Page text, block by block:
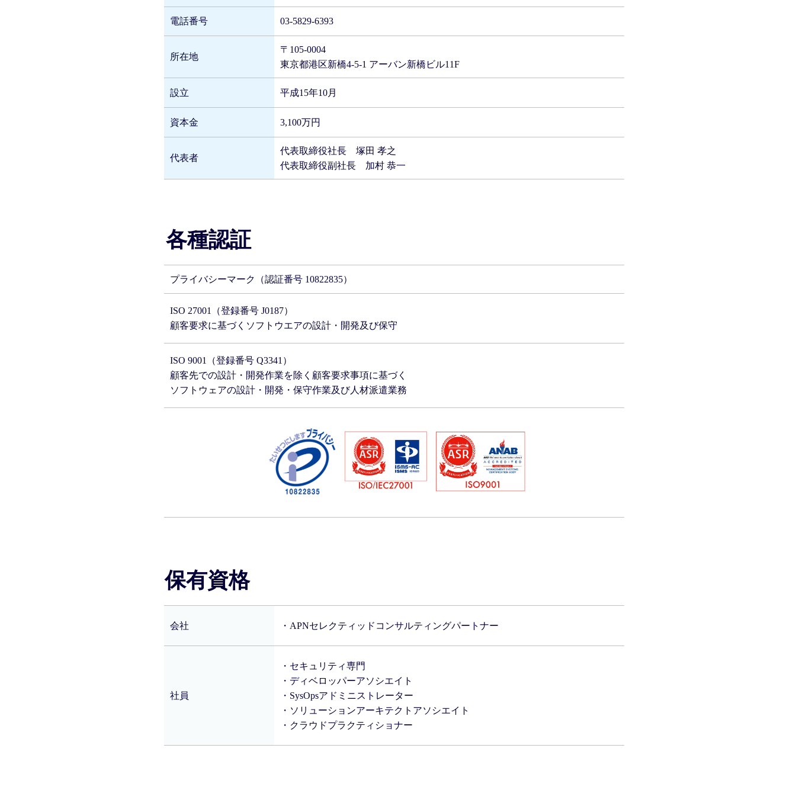
電話番号 03-5829-6393
所在地
〒105-0004
東京都港区新橋4-5-1 アーバン新橋ビル11F
設立 平成15年10月
資本金 3,100万円
代表者
代表取締役社長 塚田 孝之
代表取締役副社長 加村 恭一
各種認証
プライバシーマーク（認証番号 10822835）
ISO 27001（登録番号 J0187）
顧客要求に基づくソフトウエアの設計・開発及び保守
ISO 9001（登録番号 Q3341）
顧客先での設計・開発作業を除く顧客要求事項に基づく
ソフトウェアの設計・開発・保守作業及び人材派遣業務
保有資格
会社 ・APNセレクティッドコンサルティングパートナー
社員
・セキュリティ専門
・ディベロッパーアソシエイト
・SysOpsアドミニストレーター
・ソリューションアーキテクトアソシエイト
・クラウドプラクティショナー